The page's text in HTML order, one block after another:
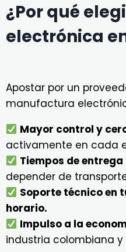
¿Por qué
electrónica
Apostar por un
manufactura
Mayor control y
activamente en cada
Tiempos de
depender de
Soporte técnico en
horario.
Impulso a la
industria colombiana